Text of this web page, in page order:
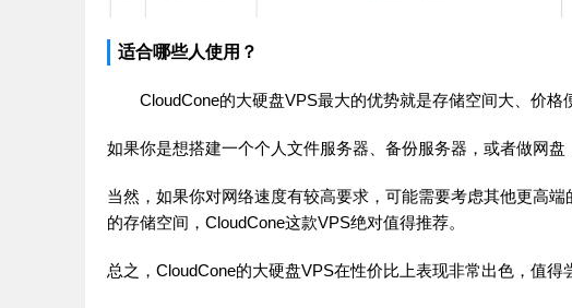
适合哪些人使用？
CloudCone的大硬盘VPS最大的优势就是存储空间大、价格
如果你是想搭建一个个人文件服务器、备份服务器，或者做网盘
当然，如果你对网络速度有较高要求，可能需要考虑其他更高
的存储空间，CloudCone这款VPS绝对值得推荐。
总之，CloudCone的大硬盘VPS在性价比上表现非常出色，值得